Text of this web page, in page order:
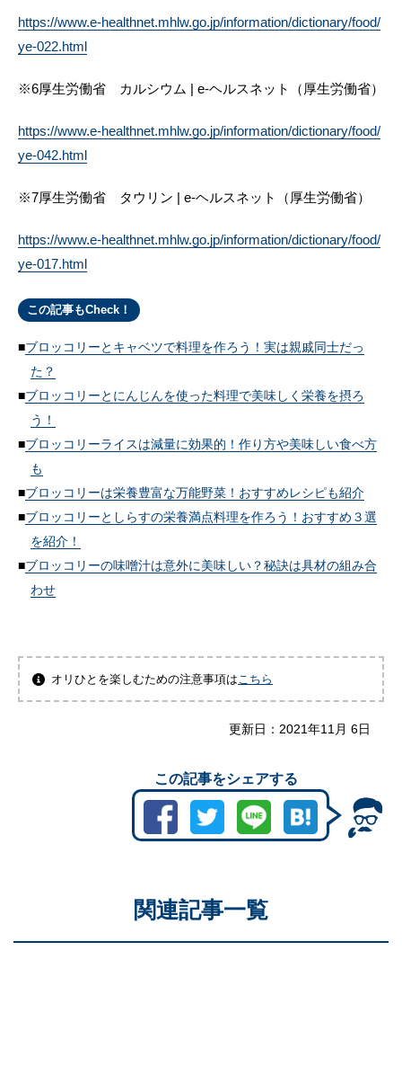
https://www.e-healthnet.mhlw.go.jp/information/dictionary/food/
ye-022.html
※6厚生労働省 カルシウム | e-ヘルスネット（厚生労働省）
https://www.e-healthnet.mhlw.go.jp/information/dictionary/food/
ye-042.html
※7厚生労働省 タウリン | e-ヘルスネット（厚生労働省）
https://www.e-healthnet.mhlw.go.jp/information/dictionary/food/
ye-017.html
この記事もCheck！
ブロッコリーとキャベツで料理を作ろう！実は親戚同士だっ
た？
ブロッコリーとにんじんを使った料理で美味しく栄養を摂ろ
う！
ブロッコリーライスは減量に効果的！作り方や美味しい食べ方
も
ブロッコリーは栄養豊富な万能野菜！おすすめレシピも紹介
ブロッコリーとしらすの栄養満点料理を作ろう！おすすめ３選
を紹介！
ブロッコリーの味噌汁は意外に美味しい？秘訣は具材の組み合
わせ
オリひとを楽しむための注意事項は こちら
更新日： 2021年11月 6日
この記事をシェアする
関連記事一覧